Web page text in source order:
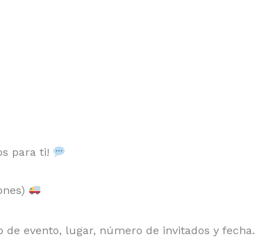
para ti!
evento, lugar, número de invitados y fecha.